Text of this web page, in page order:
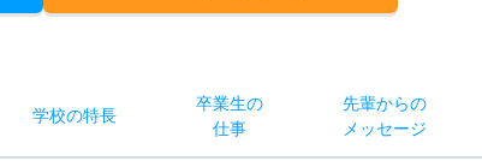
学校の特長
卒業生の
仕事
先輩からの
メッセージ